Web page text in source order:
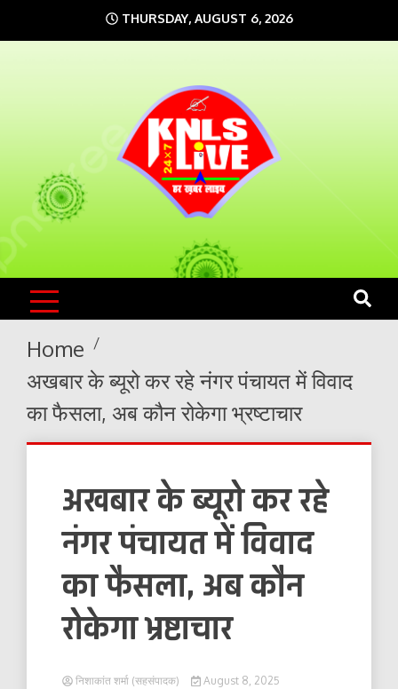
to
THURSDAY, AUGUST 6, 2026
KNLS LIVE
India`s No.1 News Portal
Home
अखबार के ब्यूरो कर रहे नंगर पंचायत में विवाद
का फैसला, अब कौन रोकेगा भ्रष्टाचार
अखबार के ब्यूरो कर रहे
नंगर पंचायत में विवाद
का फैसला, अब कौन
रोकेगा भ्रष्टाचार
निशाकांत शर्मा (सहसंपादक)
August 8, 2025